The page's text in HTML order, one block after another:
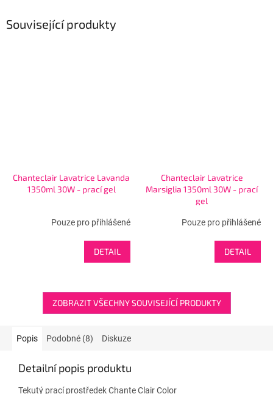
Související produkty
Chanteclair Lavatrice Lavanda
1350ml 30W - prací gel
Pouze pro přihlášené
DETAIL
Chanteclair Lavatrice
Marsiglia 1350ml 30W - prací
gel
Pouze pro přihlášené
DETAIL
ZOBRAZIT VŠECHNY SOUVISEJÍCÍ PRODUKTY
Popis Podobné (8) Diskuze
Detailní popis produktu
Tekutý prací prostředek Chante Clair Color